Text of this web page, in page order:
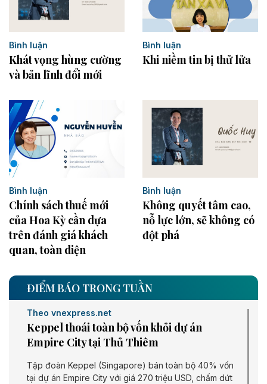
Bình luận
Khát vọng hùng cường
và bản lĩnh đổi mới
Bình luận
Khi niềm tin bị thử lửa
Bình luận
Chính sách thuế mới
của Hoa Kỳ cần dựa
trên đánh giá khách
quan, toàn diện
Bình luận
Không quyết tâm cao,
nỗ lực lớn, sẽ không có
đột phá
ĐIỂM BÁO TRONG TUẦN
Theo vnexpress.net
Keppel thoái toàn bộ vốn khỏi dự án
Empire City tại Thủ Thiêm
Tập đoàn Keppel (Singapore) bán toàn bộ 40% vốn
tại dự án Empire City với giá 270 triệu USD, chấm dứt